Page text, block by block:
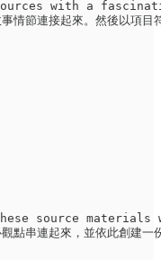
with a
情節連接起來。然後以項目
source
點串連起來，並依此創建一